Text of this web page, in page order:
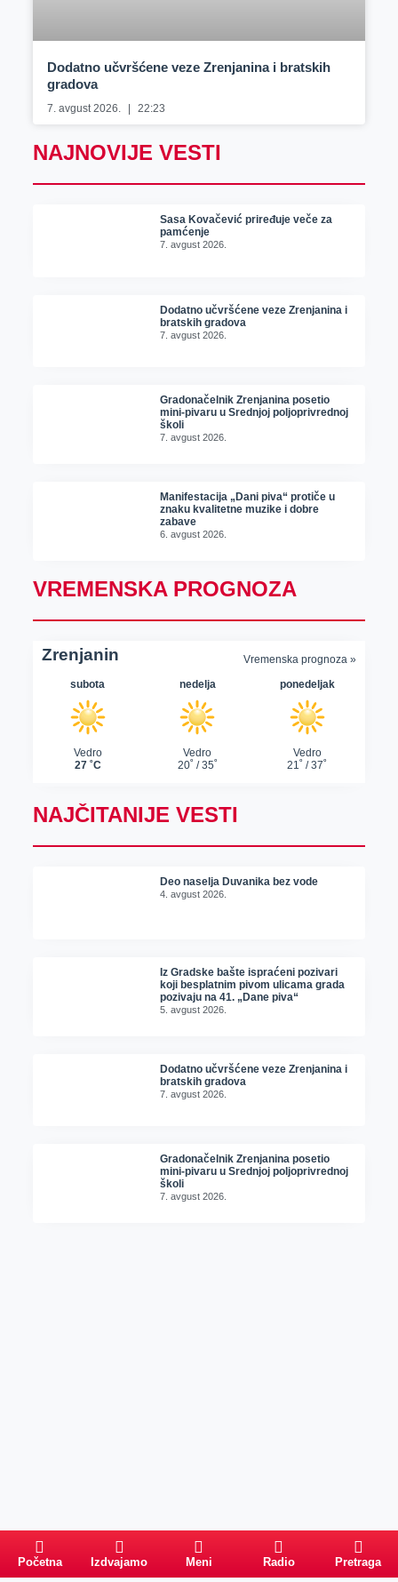
Dodatno učvršćene veze Zrenjanina i bratskih
gradova
7. avgust 2026. 22:23
NAJNOVIJE VESTI
Sasa Kovačević priređuje veče za
pamćenje
7. avgust 2026.
Dodatno učvršćene veze Zrenjanina i
bratskih gradova
7. avgust 2026.
Gradonačelnik Zrenjanina posetio
mini-pivaru u Srednjoj poljoprivrednoj
školi
7. avgust 2026.
Manifestacija „Dani piva“ protiče u
znaku kvalitetne muzike i dobre
zabave
6. avgust 2026.
VREMENSKA PROGNOZA
NAJČITANIJE VESTI
Deo naselja Duvanika bez vode
4. avgust 2026.
Iz Gradske bašte ispraćeni pozivari
koji besplatnim pivom ulicama grada
pozivaju na 41. „Dane piva“
5. avgust 2026.
Dodatno učvršćene veze Zrenjanina i
bratskih gradova
7. avgust 2026.
Gradonačelnik Zrenjanina posetio
mini-pivaru u Srednjoj poljoprivrednoj
školi
7. avgust 2026.
Početna Izdvajamo Meni Radio Pretraga